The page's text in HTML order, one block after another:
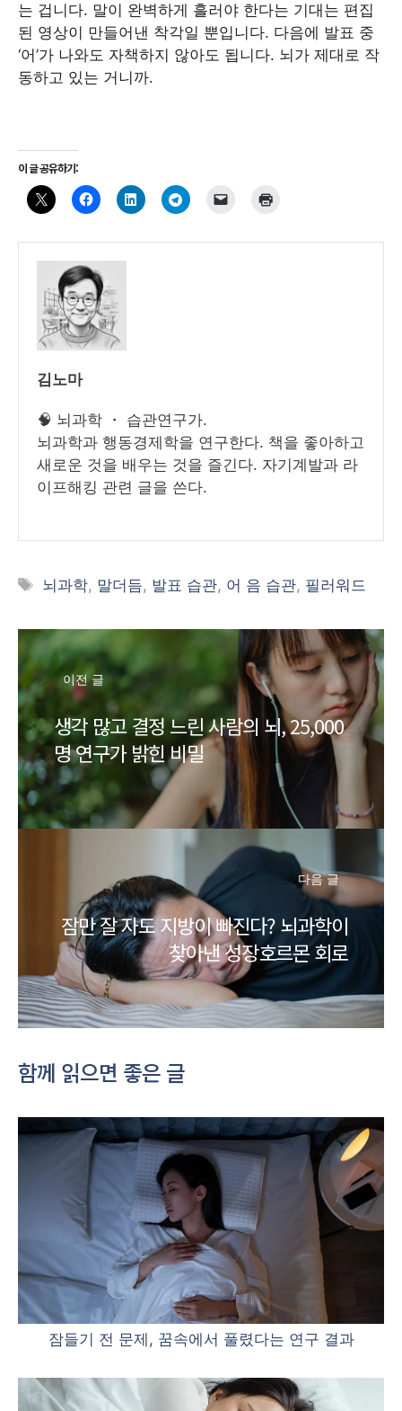
는 겁니다. 말이 완벽하게 흘러야 한다는 기대는 편집
된 영상이 만들어낸 착각일 뿐입니다. 다음에 발표 중
‘어’가 나와도 자책하지 않아도 됩니다. 뇌가 제대로 작
동하고 있는 거니까.
이 글 공유하기:
김노마
🧠 뇌과학 ・ 습관연구가.
뇌과학과 행동경제학을 연구한다. 책을 좋아하고
새로운 것을 배우는 것을 즐긴다. 자기계발과 라
이프해킹 관련 글을 쓴다.
태
뇌과학, 말더듬, 발표 습관, 어 음 습관, 필러워드
이전 글
생각 많고 결정 느린 사람의 뇌, 25,000
명 연구가 밝힌 비밀
다음 글
잠만 잘 자도 지방이 빠진다? 뇌과학이
찾아낸 성장호르몬 회로
함께 읽으면 좋은 글
잠들기 전 문제, 꿈속에서 풀렸다는 연구 결과